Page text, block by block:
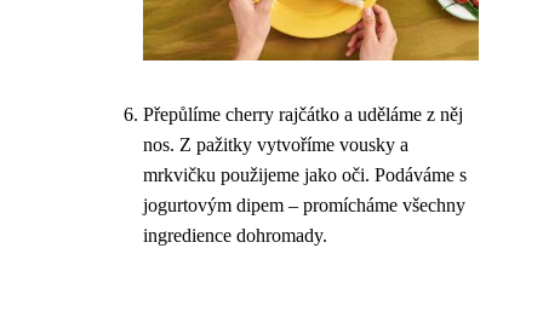
Přepůlíme cherry rajčátko a uděláme z něj
nos. Z pažitky vytvoříme vousky a
mrkvičku použijeme jako oči. Podáváme s
jogurtovým dipem – promícháme všechny
ingredience dohromady.